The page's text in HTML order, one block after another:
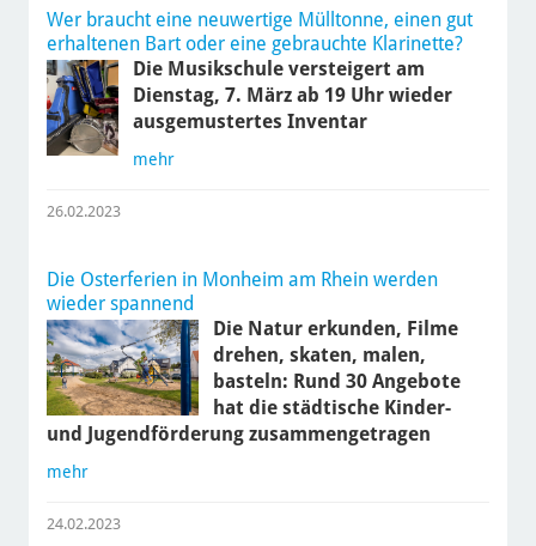
Wer braucht eine neuwertige Mülltonne, einen gut
erhaltenen Bart oder eine gebrauchte Klarinette?
Die Musikschule versteigert am
Dienstag, 7. März ab 19 Uhr wieder
ausgemustertes Inventar
mehr
26.02.2023
Die Osterferien in Monheim am Rhein werden
wieder spannend
Die Natur erkunden, Filme
drehen, skaten, malen,
basteln: Rund 30 Angebote
hat die städtische Kinder-
und Jugendförderung zusammengetragen
mehr
24.02.2023